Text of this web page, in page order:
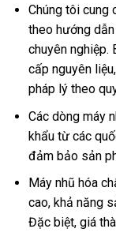
Chúng tôi cung
theo hướng
chuyên nghiệp.
cấp nguyên
pháp lý theo
Các dòng máy
khẩu từ các
đảm bảo sản
Máy nhũ hóa
cao, khả năng
Đặc biệt, giá